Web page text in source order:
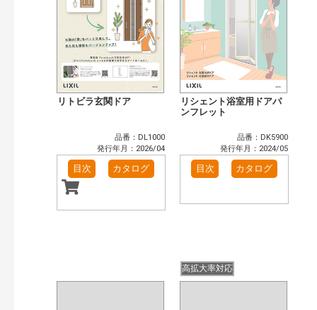
リトビラ玄関ドア
品番：DL1000
発行年月：2026/04
目次 カタログ
リシェント浴室用ドアパ
ンフレット
品番：DK5900
発行年月：2024/05
目次 カタログ
高拡大率対応